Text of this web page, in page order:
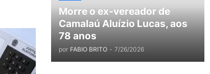
Morre o ex-vereador de
Camalaú Aluízio Lucas, aos
78 anos
por FABIO BRITO - 7/26/2026